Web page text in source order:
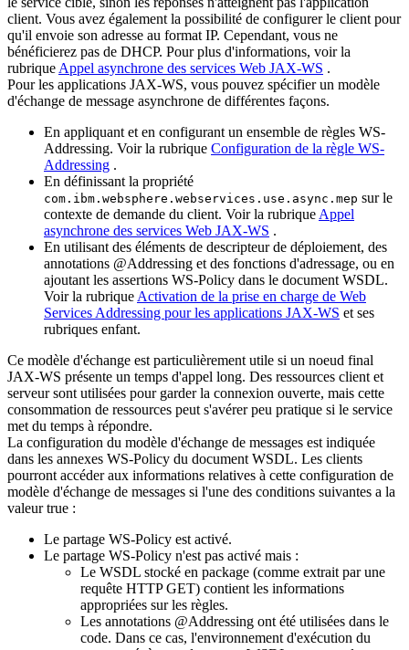
client. Vous avez également la possibilité de configurer le client pour
qu'il envoie son adresse au format IP. Cependant, vous ne
bénéficierez pas de DHCP. Pour plus d'informations, voir la
rubrique Appel asynchrone des services Web JAX-WS .
Pour les applications JAX-WS, vous pouvez spécifier un modèle
d'échange de message asynchrone de différentes façons.
En appliquant et en configurant un ensemble de règles WS-
Addressing. Voir la rubrique Configuration de la règle WS-
Addressing .
En définissant la propriété
com.ibm.websphere.webservices.use.async.mep sur le
contexte de demande du client. Voir la rubrique Appel
asynchrone des services Web JAX-WS .
En utilisant des éléments de descripteur de déploiement, des
annotations @Addressing et des fonctions d'adressage, ou en
ajoutant les assertions WS-Policy dans le document WSDL.
Voir la rubrique Activation de la prise en charge de Web
Services Addressing pour les applications JAX-WS et ses
rubriques enfant.
Ce modèle d'échange est particulièrement utile si un noeud final
JAX-WS présente un temps d'appel long. Des ressources client et
serveur sont utilisées pour garder la connexion ouverte, mais cette
consommation de ressources peut s'avérer peu pratique si le service
met du temps à répondre.
La configuration du modèle d'échange de messages est indiquée
dans les annexes WS-Policy du document WSDL. Les clients
pourront accéder aux informations relatives à cette configuration de
modèle d'échange de messages si l'une des conditions suivantes a la
valeur true :
Le partage WS-Policy est activé.
Le partage WS-Policy n'est pas activé mais :
Le WSDL stocké en package (comme extrait par une
requête HTTP GET) contient les informations
appropriées sur les règles.
Les annotations @Addressing ont été utilisées dans le
code. Dans ce cas, l'environnement d'exécution du